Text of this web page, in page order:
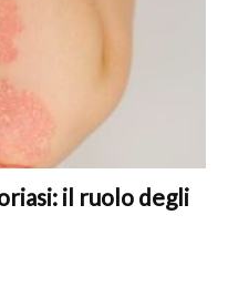
il ruolo degli